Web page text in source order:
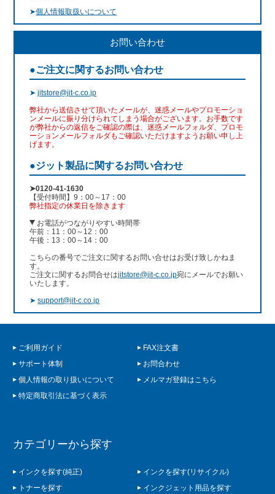
➤個人情報取扱いについて
お問い合わせ
●ご注文に関するお問い合わせ
➤jitstore@jit-c.co.jp
弊社から送信させて頂いたメールが、迷惑メールやプロモーショ
ンメールに振り分けられてしまう場合がございます。お手数です
が弊社からの返信をご確認の際は、迷惑メールフォルダ、プロモ
ーションメールフォルダもご確認いただけますようお願い申し上
げます。
●ジット製品に関するお問い合わせ
➤0120-41-1630
【受付時間】9：00～17：00
弊社指定の休業日を除きます
お電話がつながりやすい時間帯
午前：11：00～12：00
午後：13：00～14：00
こちらの番号でご注文に関するお問い合せはお受け致しかねま
す。
ご注文に関するお問合せはjitstore@jit-c.co.jp宛にメールでお願い
いたします。
➤support@jit-c.co.jp
ご利用ガイド
FAX注文書
サポート体制
お問合わせ
個人情報の取り扱いについて
メルマガ登録はこちら
特定商取引法に基づく表示
カテゴリーから探す
インクを探す(純正)
インクを探す(リサイクル)
トナーを探す
インクジェット用品を探す